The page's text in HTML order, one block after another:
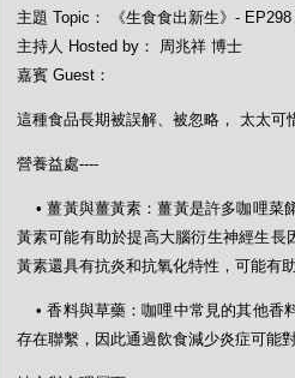
主題 Topic： 《生食食出新生》-
主持人 Hosted by： 周兆祥 博士
嘉賓 Guest：
這種食品長期被誤解、被忽略， 太太可
營養益處----
• 薑黃與薑黃素：薑黃是許多咖哩菜
黃素可能有助於提高大腦衍生神經生
黃素還具有抗炎和抗氧化特性，可能有助
• 香料與草藥：咖哩中常見的其他香
存在聯繫，因此通過飲食減少炎症可能